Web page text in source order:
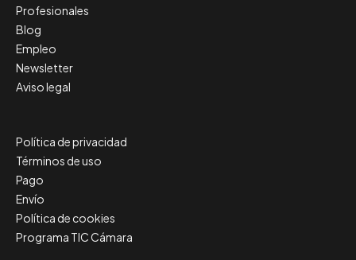
Profesionales
Blog
Empleo
Newsletter
Aviso legal
Política de privacidad
Términos de uso
Pago
Envío
Política de cookies
Programa TIC Cámara